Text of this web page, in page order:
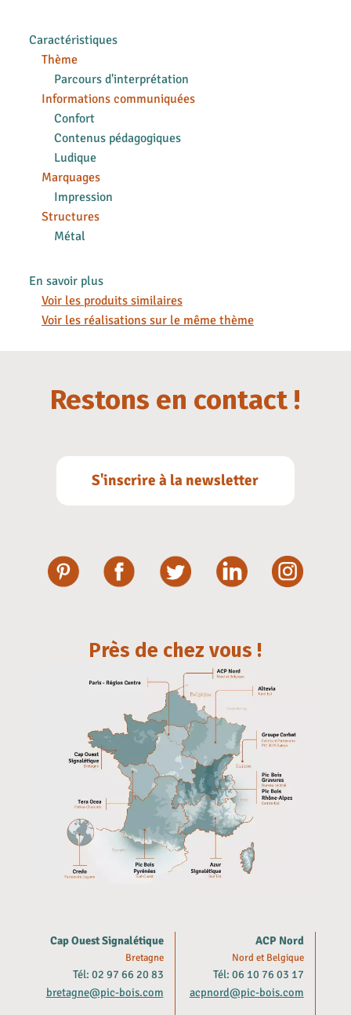
Caractéristiques
Thème
Parcours d'interprétation
Informations communiquées
Confort
Contenus pédagogiques
Ludique
Marquages
Impression
Structures
Métal
En savoir plus
Voir les produits similaires
Voir les réalisations sur le même thème
Restons en contact !
S'inscrire à la newsletter
Près de chez vous !
Cap Ouest Signalétique
Bretagne
Tél: 02 97 66 20 83
bretagne@pic-bois.com
ACP Nord
Nord et Belgique
Tél: 06 10 76 03 17
acpnord@pic-bois.com